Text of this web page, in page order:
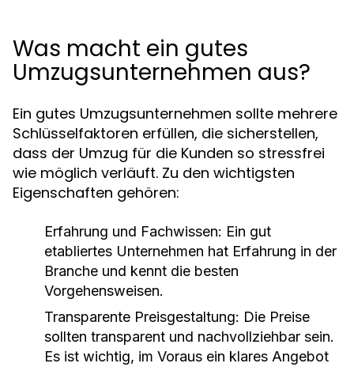
Was macht ein gutes
Umzugsunternehmen aus?
Ein gutes Umzugsunternehmen sollte mehrere
Schlüsselfaktoren erfüllen, die sicherstellen,
dass der Umzug für die Kunden so stressfrei
wie möglich verläuft. Zu den wichtigsten
Eigenschaften gehören:
Erfahrung und Fachwissen: Ein gut
etabliertes Unternehmen hat Erfahrung in der
Branche und kennt die besten
Vorgehensweisen.
Transparente Preisgestaltung: Die Preise
sollten transparent und nachvollziehbar sein.
Es ist wichtig, im Voraus ein klares Angebot